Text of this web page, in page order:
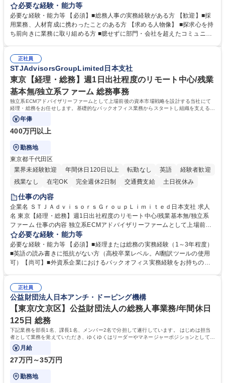
定、さらに社内の重要会議の運営等、経営の根幹となる幅広い総務人事業
務全般を担当していただきます。 【主な業務内容】 ■採用関係業務および
人材育成(社員研修)業務の推進 ■中期経営計画および予算等の管理 ■設備
投資計画等の策定 ■社内の重要会議の運営 ■その他総務人事業務全般 【入
務人事】経験者歓迎！/阪急阪神HDグループ/年休124日
必要な経験・能力等
必要な経験・能力等 【必須】■総務人事の実務経験がある方 【歓迎】■採
用業務、人材育成に携わったことのある方 【求める人物像】 ■探求心を持
ち前向きに業務に取り組める方 ■臆せずに部門・会社を超えたコミュニケ
囲のメンバーと協調しつつ主体性を持って能動的に業務を推進できる方 学
歴・資格 学歴：大学院 大学 高専 短大 専修学校 高校 語学力： 資格：
正社員
STJAdvisorsGroupLimited日本支社
東京【経理・総務】週1日出社程度のリモート中心/残業
基本無/独立系ファーム 総務事務
独立系ECMアドバイザリーファームとして上場前後の資本市場戦略を設計する当社にて
経理・総務をお任せします。基礎的なバックオフィス業務からスタートし組織を支える専
任担当として広く活躍できる環境です。
年俸
400万円以上
勤務地
東京都千代田区
業界未経験歓迎
年間休日120日以上 転勤なし 英語
経験者歓迎
残業なし
在宅OK 完全週休2日制 交通費支給 土日祝休み
仕事の内容
企業名 ＳＴＪＡｄｖｉｓｏｒｓＧｒｏｕｐＬｉｍｉｔｅｄ日本支社 求人
名 東京【経理・総務】週1日出社程度のリモート中心/残業基本無/独立系
ファーム 仕事の内容 独立系ECMアドバイザリーファームとして上場前後
の資本市場戦略を設計する当社にて経理・総務をお任せします。基礎的な
バックオフィス業務からスタートし組織を支える専任担当として広く活躍
できる環境です。 ■日常経理、月次および年次決算サポート業務 ■本国
（グローバル）との英文メール対応（AI翻訳ツール等を使用しての対応で
業務をお任せします。残業も基本的には発生せず、ご自身のペースで業務
を進めやすく定着率の高い環境です。 募集職種 東京【経理・総務】週1日
出社程度のリモート中心/残業基本無/独立系ファーム
必要な経験・能力等
必要な経験・能力等 【必須】■経理または総務の実務経験（1～3年程度）
■英語の読み書きに抵抗がない方（高校卒業レベル。AI翻訳ツールの使用
可）【尚可】■外資系企業におけるバックオフィス実務経験をお持ちの方
【働き方について】現在は週4日程度の在宅勤務を実施しており、ワーク
ライフバランスを重視する方に最適な環境です（フルリモートも面接で相
談可）。【求める人物像】幅広いバックオフィス業務に柔軟に対応でき、
社内外と円滑にコミュニケーションを取りながら業務を推進できる方 学
歴・資格 学歴：大学院 大学 高専 短大 専修学校 高校 語学力： 資格：
正社員
公益財団法人日本アンチ・ドーピング機構
【東京/文京区】公益財団法人の総務人事業務/年間休日
125日 総務
下記業務を部長1名、課長1名、メンバー2名で分担して遂行しています。 はじめは担当
者として業務を覚えていただき、ゆくゆくはリーダーやマネージャーポジションとして活
躍いただくことを期待しています。
月給
27万円～35万円
勤務地